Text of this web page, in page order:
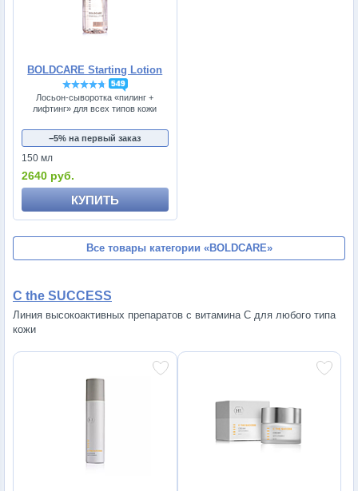
BOLDCARE Starting Lotion
549
Лосьон-сыворотка «пилинг +
лифтинг» для всех типов кожи
−5% на первый заказ
150 мл
2640 руб.
КУПИТЬ
Все товары категории «BOLDCARE»
C the SUCCESS
Линия высокоактивных препаратов с витамина С для любого типа
кожи